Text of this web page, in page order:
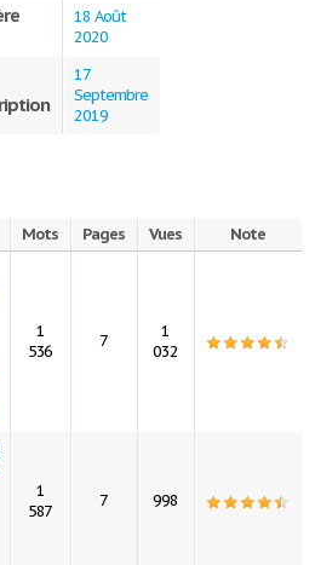
18 Août
2020
17
Septembre
2019
Mots Pages Vues Note
1
536
7
1
032
1
587
7 998